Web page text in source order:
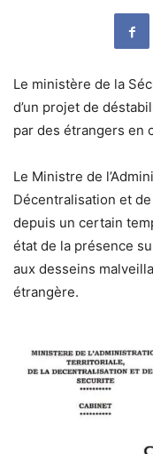
Le ministère de la
d’un projet de
par des étrangers en
Le Ministre de
Décentralisation et
depuis un certain
état de la présence
aux desseins
étrangère.